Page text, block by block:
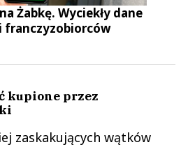
Żabkę. Wyciekły dane
franczyzobiorców
kupione przez
zaskakujących wątków